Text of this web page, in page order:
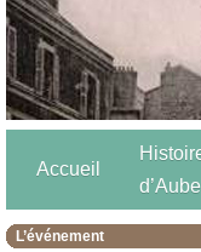
Accueil
L’événement